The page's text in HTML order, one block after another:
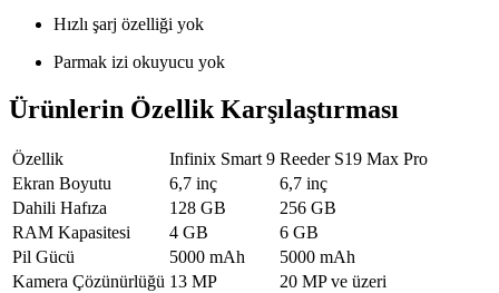
Hızlı şarj özelliği yok
Parmak izi okuyucu yok
Ürünlerin Özellik Karşılaştırması
Özellik Infinix Smart 9 Reeder S19 Max Pro
Ekran Boyutu
6,7 inç
6,7 inç
Dahili Hafıza
128 GB
256 GB
RAM Kapasitesi
4 GB
6 GB
Pil Gücü
5000 mAh
5000 mAh
Kamera Çözünürlüğü 13 MP
20 MP ve üzeri